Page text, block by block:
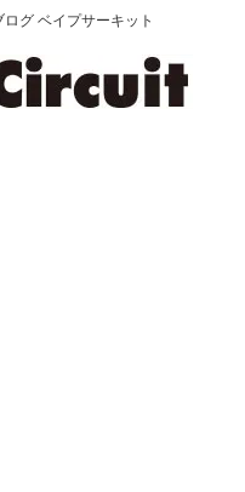
グ ベイプサーキット